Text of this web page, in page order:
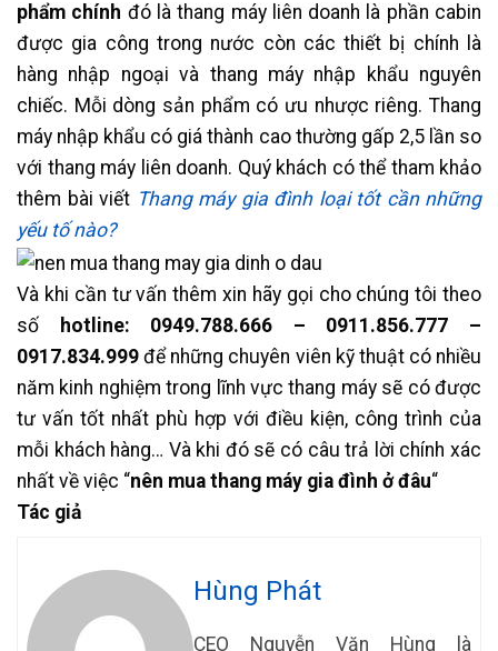
phẩm chính đó là thang máy liên doanh là phần cabin
được gia công trong nước còn các thiết bị chính là
hàng nhập ngoại và thang máy nhập khẩu nguyên
chiếc. Mỗi dòng sản phẩm có ưu nhược riêng. Thang
máy nhập khẩu có giá thành cao thường gấp 2,5 lần so
với thang máy liên doanh. Quý khách có thể tham khảo
thêm bài viết Thang máy gia đình loại tốt cần những
yếu tố nào?
Và khi cần tư vấn thêm xin hãy gọi cho chúng tôi theo
số
hotline: 0949.788.666 – 0911.856.777 –
0917.834.999để những chuyên viên kỹ thuật có nhiều
năm kinh nghiệm trong lĩnh vực thang máy sẽ có được
tư vấn tốt nhất phù hợp với điều kiện, công trình của
mỗi khách hàng… Và khi đó sẽ có câu trả lời chính xác
nhất về việc “nên mua thang máy gia đình ở đâu“
Tác giả
Hùng Phát
CEO Nguyễn Văn Hùng là